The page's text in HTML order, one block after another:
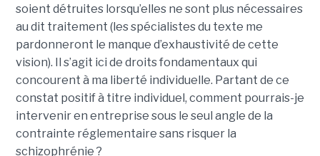
soient détruites lorsqu’elles ne sont plus nécessaires
au dit traitement (les spécialistes du texte me
pardonneront le manque d’exhaustivité de cette
vision). Il s’agit ici de droits fondamentaux qui
concourent à ma liberté individuelle. Partant de ce
constat positif à titre individuel, comment pourrais-je
intervenir en entreprise sous le seul angle de la
contrainte réglementaire sans risquer la
schizophrénie ?